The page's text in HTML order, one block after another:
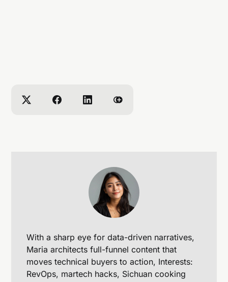
With a sharp eye for data-driven narratives,
Maria architects full-funnel content that
moves technical buyers to action, Interests:
RevOps, martech hacks, Sichuan cooking